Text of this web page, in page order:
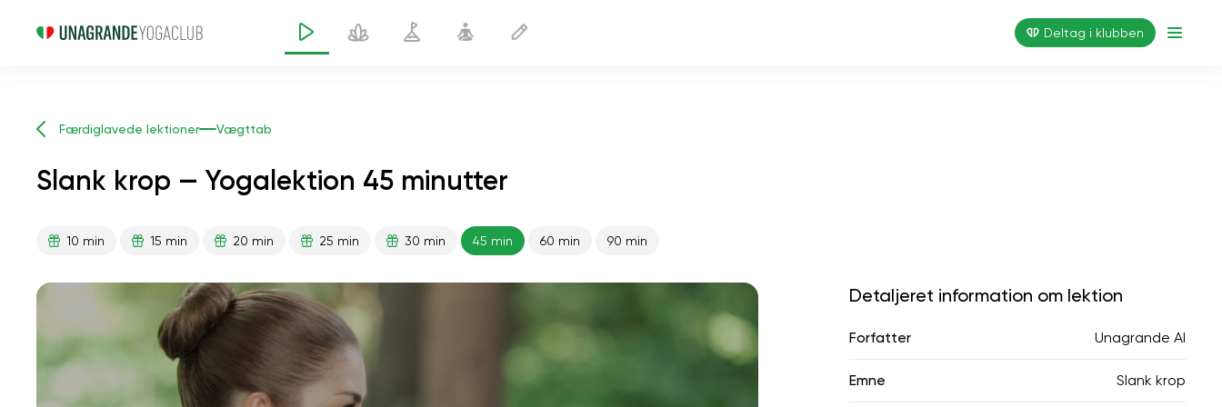
Deltag i klubben
Færdiglavede lektioner Vægttab
Slank krop — Yogalektion 45 minutter
10 min 15 min 20 min 25 min 30 min 45 min 60 min 90 min
Detaljeret information om lektion
Forfatter Unagrande AI
Emne Slank krop